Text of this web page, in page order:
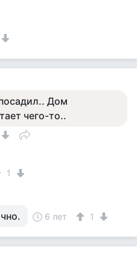
Дом
чего-то..
1
6 лет 1